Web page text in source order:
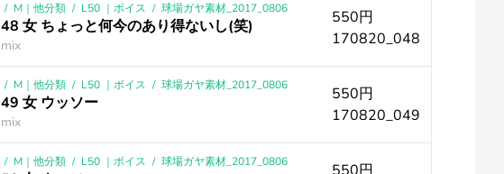
/ M｜他分類 / L50 ｜ボイス / 球場ガヤ素材_2017_0806
48 女 ちょっと何今のあり得ないし(笑)
mix
550円
170820_048
/ M｜他分類 / L50 ｜ボイス / 球場ガヤ素材_2017_0806
49 女 ウッソー
mix
550円
170820_049
/ M｜他分類 / L50 ｜ボイス / 球場ガヤ素材_2017_0806